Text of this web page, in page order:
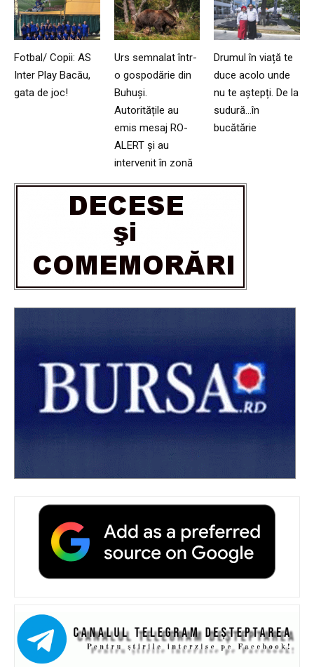
Fotbal/ Copii: AS
Inter Play Bacău,
gata de joc!
Urs semnalat într-
o gospodărie din
Buhuși.
Autoritățile au
emis mesaj RO-
ALERT și au
intervenit în zonă
Drumul în viață te
duce acolo unde
nu te aștepți. De la
sudură…în
bucătărie